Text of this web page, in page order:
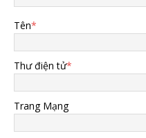
Tên*
Thư điện tử*
Trang Mạng